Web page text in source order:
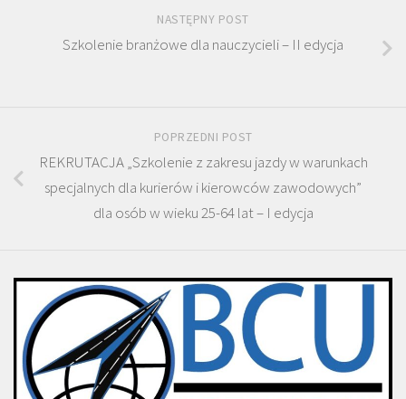
NASTĘPNY POST
Szkolenie branżowe dla nauczycieli – II edycja
POPRZEDNI POST
REKRUTACJA „Szkolenie z zakresu jazdy w warunkach
specjalnych dla kurierów i kierowców zawodowych”
dla osób w wieku 25-64 lat – I edycja